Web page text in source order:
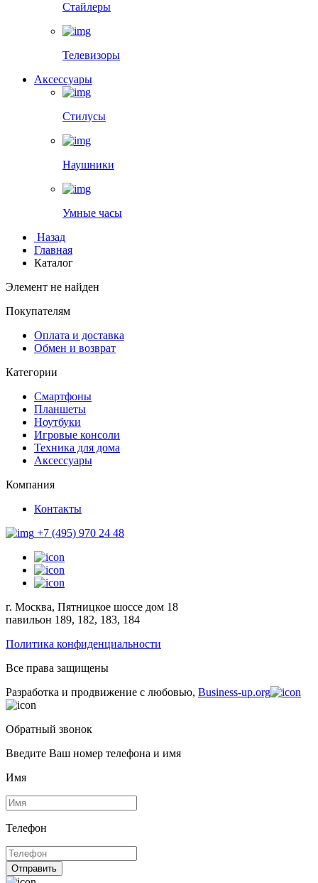
Стайлеры
Телевизоры
Аксессуары
Стилусы
Наушники
Умные часы
Назад
Главная
Каталог
Элемент не найден
Покупателям
Оплата и доставка
Обмен и возврат
Категории
Смартфоны
Планшеты
Ноутбуки
Игровые консоли
Техника для дома
Аксессуары
Компания
Контакты
+7 (495) 970 24 48
г. Москва, Пятницкое шоссе дом 18
павильон 189, 182, 183, 184
Политика конфиденциальности
Все права защищены
Разработка и продвижение с любовью, Business-up.org
Обратный звонок
Введите Ваш номер телефона и имя
Имя
Телефон
Отправить